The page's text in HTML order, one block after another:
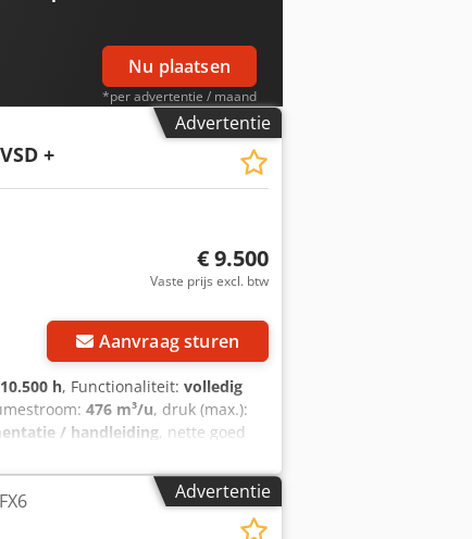
Nu plaatsen
*per advertentie / maand
Advertentie
Vraag meer foto's aan
+
€ 9.500
Vaste prijs excl. btw
Aanvraag sturen
10.500 h, Functionaliteit: volledig
476 m³/u, druk (max.):
/ handleiding, nette goed
Advertentie